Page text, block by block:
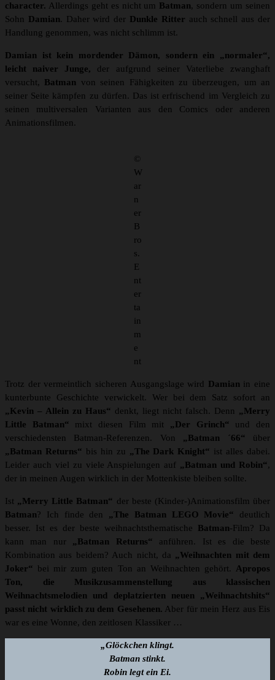
character. Allerdings geht es nicht um Batman, sondern um seinen
Sohn Damian. Daher wird der Dunkle Ritter auch schnell aus der
Handlung genommen, was nicht schlimm ist.
Damian ist kein mordender Dämon, sondern ein „normaler“,
leicht naiver Junge, der aufgrund seiner Vaterliebe zwanghaft
versucht, Batman von seinen Fähigkeiten zu überzeugen, um an
seiner Seite kämpfen zu dürfen. Das ist erfrischend im Vergleich zu
seinen multiversalen Varianten aus den Comics oder anderen
Animationsfilmen.
©
W
ar
n
er
B
ro
s.
E
nt
er
ta
in
m
e
nt
Trotz der vermeintlich sicheren Ausgangslage wird Damianin eine
kunterbunte Geschichte verwickelt. Wer bei dem Satz sofort an
„Kevin – Allein zu Haus“ denkt, liegt nicht falsch. Denn „Merry
Little Batman“
mixt diesen Film mit „Der Grinch“
und den
verschiedensten Batman-Referenzen. Von „Batman ´66“
über
„Batman Returns“ bis hin zu „The Dark Knight“ ist alles dabei.
Leider auch viel zu viele Anspielungen auf „Batman und Robin“,
der in meinen Augen wirklich in der Mottenkiste bleiben sollte.
Ist „Merry Little Batman“ der beste (Kinder-)Animationsfilm über
Batman? Ich finde den „The Batman LEGO Movie“
deutlich
besser. Ist es der beste weihnachtsthematische Batman-Film? Da
kann man nur „Batman Returns“
anführen. Ist es die beste
Kombination aus beidem? Auch nicht, da „Weihnachten mit dem
Joker“
bei mir zum guten Ton an Weihnachten gehört. Apropos
Ton, die Musikzusammenstellung aus klassischen
Weihnachtsmelodien und deplatzierten neuen „Weihnachtshits“
passt nicht wirklich zu dem Gesehenen. Aber für mein Herz aus Eis
war es eine Wonne, den zeitlosen Klassiker …
„Glöckchen klingt.
Batman stinkt.
Robin legt ein Ei.